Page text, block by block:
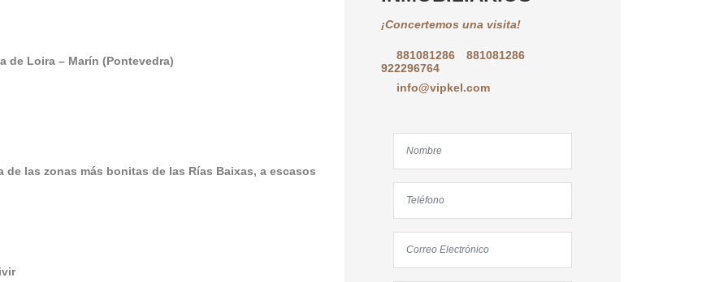
de Loira – Marín (Pontevedra)
las zonas más bonitas de las Rías Baixas, a escasos
¡Concertemos una visita!
881081286
881081286
922296764
info@vipkel.com